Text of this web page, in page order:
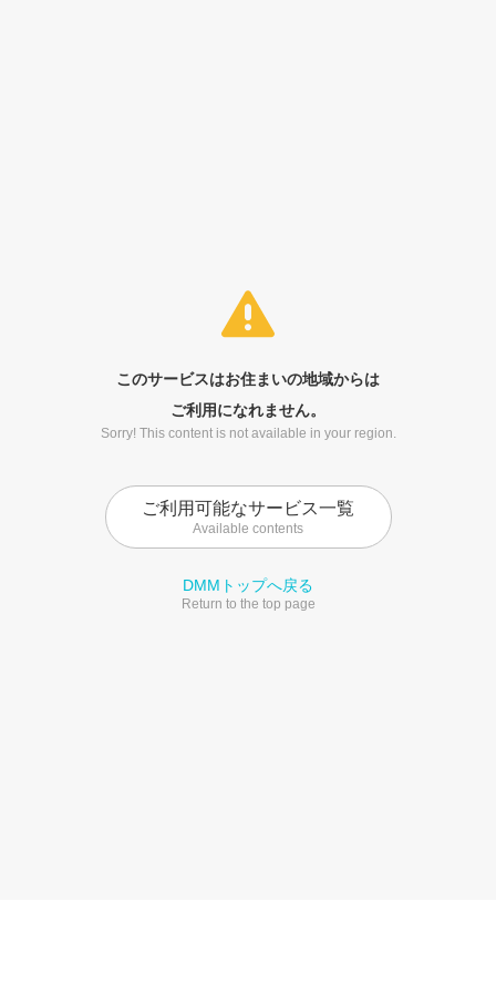
このサービスはお住まいの地域からは
ご利用になれません。
Sorry! This content is not available in your region.
ご利用可能なサービス一覧
Available contents
DMMトップへ戻る
Return to the top page